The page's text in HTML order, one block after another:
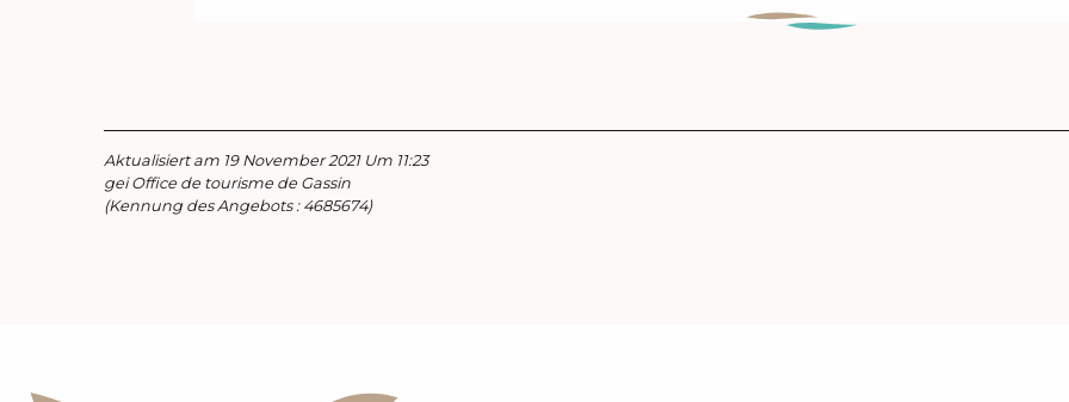
Aktualisiert am 19 November 2021 Um 11:23
gei Office de tourisme de Gassin
(Kennung des Angebots : 4685674)